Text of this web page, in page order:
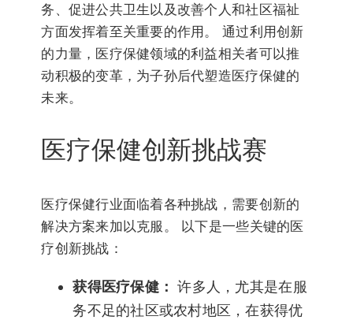
务、促进公共卫生以及改善个人和社区福祉
方面发挥着至关重要的作用。 通过利用创新
的力量，医疗保健领域的利益相关者可以推
动积极的变革，为子孙后代塑造医疗保健的
未来。
医疗保健创新挑战赛
医疗保健行业面临着各种挑战，需要创新的
解决方案来加以克服。 以下是一些关键的医
疗创新挑战：
获得医疗保健： 许多人，尤其是在服
务不足的社区或农村地区，在获得优